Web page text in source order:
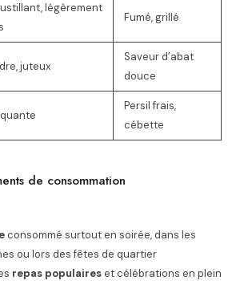
légèrement
Fumé, grillé
juteux
Saveur d’abat
douce
Persil frais,
cébette
de consommation
consommé surtout en soirée, dans les
ou lors des fêtes de quartier
repas populaireset célébrations en plein